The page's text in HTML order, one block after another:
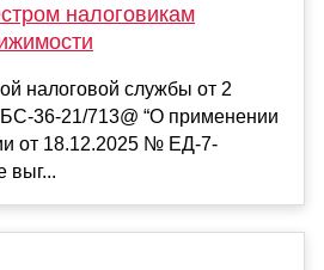
налоговикам
налоговой службы от 2
36-21/713@ “О применении
от 18.12.2025 № ЕД-7-
выг...